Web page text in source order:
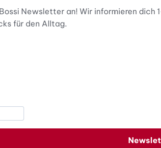
Newsletter an! Wir informieren
für den Alltag.